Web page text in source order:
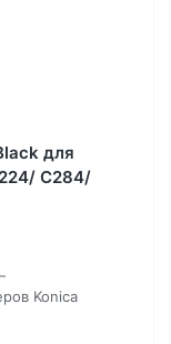
для
C284/
Konica